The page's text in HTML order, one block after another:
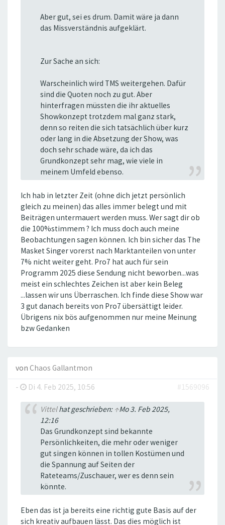
Aber gut, sei es drum. Damit wäre ja dann
das Missverständnis aufgeklärt.
Zur Sache an sich:
Warscheinlich wird TMS weitergehen. Dafür
sind die Quoten noch zu gut. Aber
hinterfragen müssten die ihr aktuelles
Showkonzept trotzdem mal ganz stark,
denn so reiten die sich tatsächlich über kurz
oder lang in die Absetzung der Show, was
doch sehr schade wäre, da ich das
Grundkonzept sehr mag, wie viele in
meinem Umfeld ebenso.
Ich hab in letzter Zeit (ohne dich jetzt persönlich
gleich zu meinen) das alles immer belegt und mit
Beiträgen untermauert werden muss. Wer sagt dir ob
die 100%stimmem ? Ich muss doch auch meine
Beobachtungen sagen können. Ich bin sicher das The
Masket Singer vorerst nach Marktanteilen von unter
7% nicht weiter geht. Pro7 hat auch für sein
Programm 2025 diese Sendung nicht beworben...was
meist ein schlechtes Zeichen ist aber kein Beleg
...lassen wir uns Überraschen. Ich finde diese Show war
3 gut danach bereits von Pro7 übersättigt leider.
Übrigens nix bös aufgenommen nur meine Meinung
bzw Gedanken
von Chaos Gallantmon
-
Di 4. Feb 2025, 10:56 #1569096
Vittelhat geschrieben: ↑Mo 3. Feb 2025,
12:16
Das Grundkonzept sind bekannte
Persönlichkeiten, die mehr oder weniger
gut singen können in tollen Kostümen und
die Spannung auf Seiten der
Rateteams/Zuschauer, wer es denn sein
könnte.
Eben das ist ja bereits eine richtig gute Basis auf der
sich kreativ aufbauen lässt. Das dies möglich ist